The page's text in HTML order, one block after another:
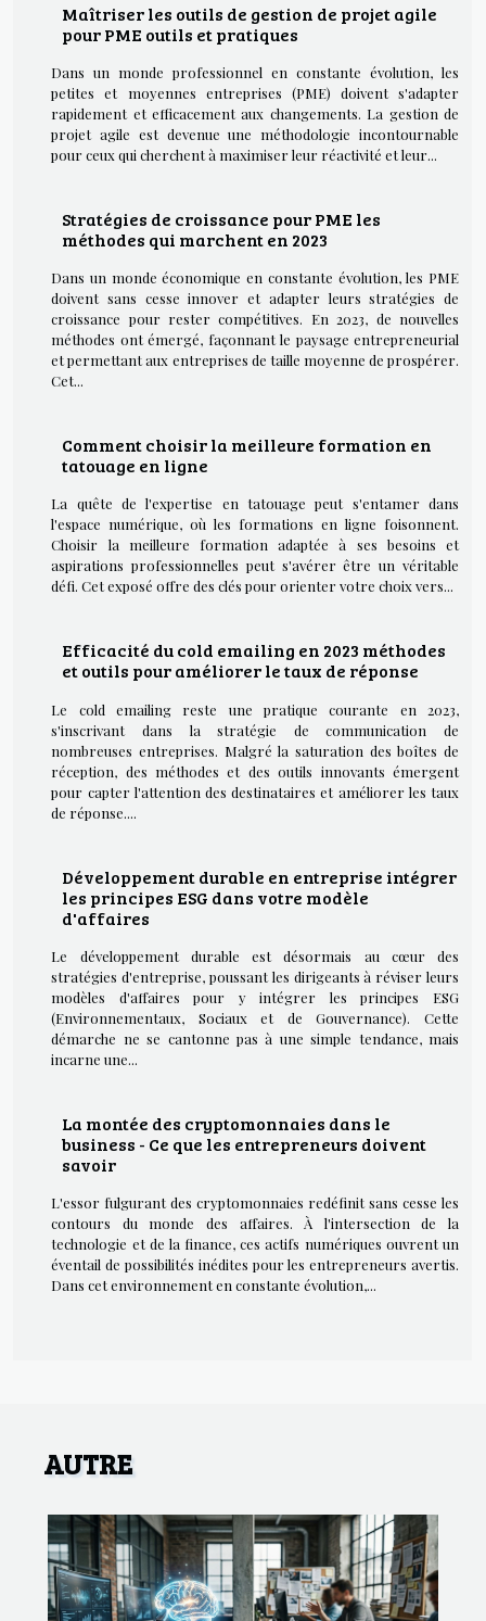
Maîtriser les outils de gestion de projet agile
pour PME outils et pratiques
Dans un monde professionnel en constante évolution, les
petites et moyennes entreprises (PME) doivent s'adapter
rapidement et efficacement aux changements. La gestion de
projet agile est devenue une méthodologie incontournable
pour ceux qui cherchent à maximiser leur réactivité et leur...
Stratégies de croissance pour PME les
méthodes qui marchent en 2023
Dans un monde économique en constante évolution, les PME
doivent sans cesse innover et adapter leurs stratégies de
croissance pour rester compétitives. En 2023, de nouvelles
méthodes ont émergé, façonnant le paysage entrepreneurial
et permettant aux entreprises de taille moyenne de prospérer.
Cet...
Comment choisir la meilleure formation en
tatouage en ligne
La quête de l'expertise en tatouage peut s'entamer dans
l'espace numérique, où les formations en ligne foisonnent.
Choisir la meilleure formation adaptée à ses besoins et
aspirations professionnelles peut s'avérer être un véritable
défi. Cet exposé offre des clés pour orienter votre choix vers...
Efficacité du cold emailing en 2023 méthodes
et outils pour améliorer le taux de réponse
Le cold emailing reste une pratique courante en 2023,
s'inscrivant dans la stratégie de communication de
nombreuses entreprises. Malgré la saturation des boîtes de
réception, des méthodes et des outils innovants émergent
pour capter l'attention des destinataires et améliorer les taux
de réponse....
Développement durable en entreprise intégrer
les principes ESG dans votre modèle
d'affaires
Le développement durable est désormais au cœur des
stratégies d'entreprise, poussant les dirigeants à réviser leurs
modèles d'affaires pour y intégrer les principes ESG
(Environnementaux, Sociaux et de Gouvernance). Cette
démarche ne se cantonne pas à une simple tendance, mais
incarne une...
La montée des cryptomonnaies dans le
business - Ce que les entrepreneurs doivent
savoir
L'essor fulgurant des cryptomonnaies redéfinit sans cesse les
contours du monde des affaires. À l'intersection de la
technologie et de la finance, ces actifs numériques ouvrent un
éventail de possibilités inédites pour les entrepreneurs avertis.
Dans cet environnement en constante évolution,...
AUTRE